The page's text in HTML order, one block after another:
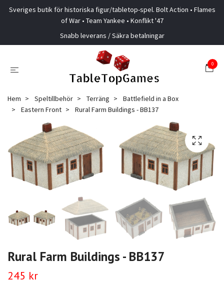
Sveriges butik för historiska figur/tabletop-spel. Bolt Action • Flames
of War • Team Yankee • Konflikt '47
Snabb leverans / Säkra betalningar
0
Hem Speltillbehör Terräng
Battlefield in a Box
Eastern Front
Rural Farm Buildings - BB137
Rural Farm Buildings - BB137
245 kr